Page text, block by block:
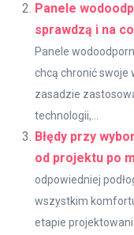
Panele
sprawdzą i na
Panele
chcą chronić swoje
zasadzie
technologii,...
Błędy przy
od projektu po
odpowiedniej
wszystkim
etapie